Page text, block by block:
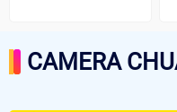
CAMERA